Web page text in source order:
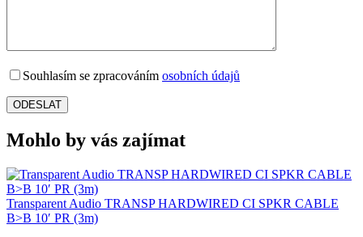
Souhlasím se zpracováním osobních údajů
Mohlo by vás zajímat
Transparent Audio TRANSP HARDWIRED CI SPKR CABLE
B>B 10′ PR (3m)